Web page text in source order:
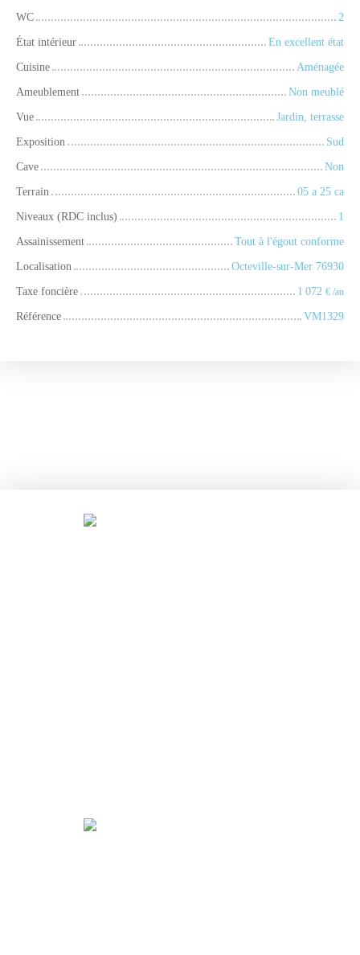
WC
2
État intérieur
En excellent état
Cuisine
Aménagée
Ameublement
Non meublé
Vue
Jardin, terrasse
Exposition
Sud
Cave
Non
Terrain
05 a 25 ca
Niveaux (RDC inclus)
1
Assainissement
Tout à l'égout conforme
Localisation
Octeville-sur-Mer 76930
Taxe foncière
1 072 € /an
Référence VM1329